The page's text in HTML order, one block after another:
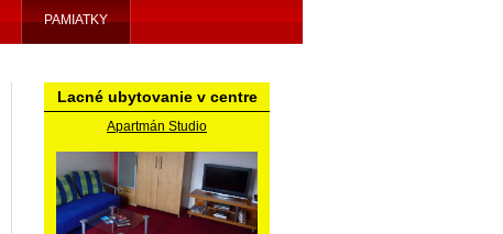
Lacné ubytovanie v centre
Apartmán Studio
PAMIATKY